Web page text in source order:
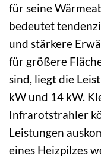
für seine
bedeutet
und stärkere
für größere
sind, liegt die
kW und 14 kW.
Infrarotstrahler
Leistungen
eines Heizpilzes